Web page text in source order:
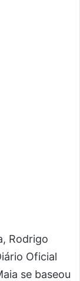
Rodrigo
Oficial
se baseou